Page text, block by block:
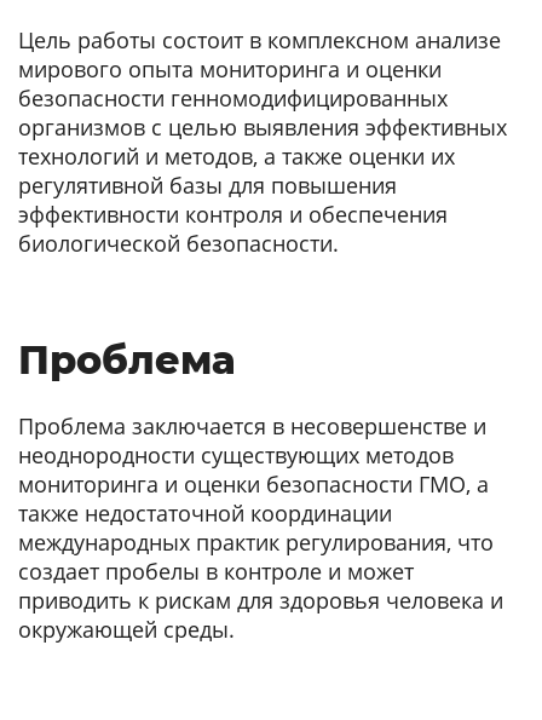
Цель работы состоит в комплексном анализе
мирового опыта мониторинга и оценки
безопасности генномодифицированных
организмов с целью выявления эффективных
технологий и методов, а также оценки их
регулятивной базы для повышения
эффективности контроля и обеспечения
биологической безопасности.
Проблема
Проблема заключается в несовершенстве и
неоднородности существующих методов
мониторинга и оценки безопасности ГМО, а
также недостаточной координации
международных практик регулирования, что
создает пробелы в контроле и может
приводить к рискам для здоровья человека и
окружающей среды.